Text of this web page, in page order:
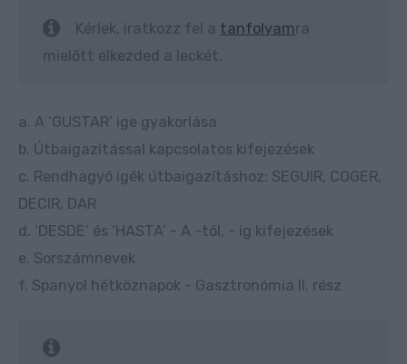
Kérlek, iratkozz fel a tanfolyamra
mielőtt elkezded a leckét.
a. A ‘GUSTAR’ ige gyakorlása
b. Útbaigazítással kapcsolatos kifejezések
c. Rendhagyó igék útbaigazításhoz: SEGUIR, COGER,
DECIR, DAR
d. ‘DESDE’ és ‘HASTA’ - A -tól, - ig kifejezések
e. Sorszámnevek
f. Spanyol hétköznapok - Gasztronómia II. rész